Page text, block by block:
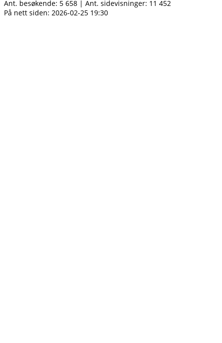
Ant. besøkende: 5 658 | Ant. sidevisninger: 11 452
På nett siden: 2026-02-25 19:30